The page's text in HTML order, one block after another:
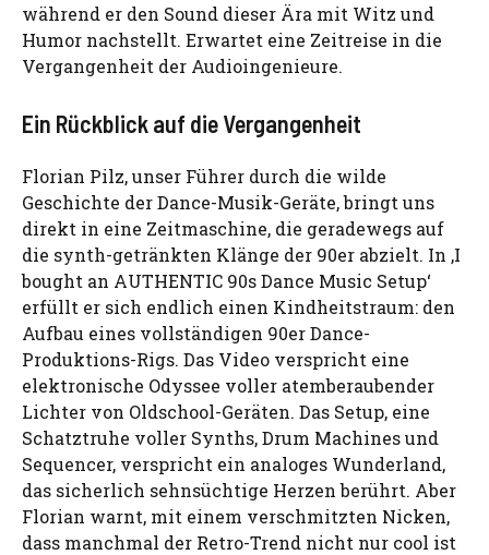
während er den Sound dieser Ära mit Witz und
Humor nachstellt. Erwartet eine Zeitreise in die
Vergangenheit der Audioingenieure.
Ein Rückblick auf die Vergangenheit
Florian Pilz, unser Führer durch die wilde
Geschichte der Dance-Musik-Geräte, bringt uns
direkt in eine Zeitmaschine, die geradewegs auf
die synth-getränkten Klänge der 90er abzielt. In ‚I
bought an AUTHENTIC 90s Dance Music Setup‘
erfüllt er sich endlich einen Kindheitstraum: den
Aufbau eines vollständigen 90er Dance-
Produktions-Rigs. Das Video verspricht eine
elektronische Odyssee voller atemberaubender
Lichter von Oldschool-Geräten. Das Setup, eine
Schatztruhe voller Synths, Drum Machines und
Sequencer, verspricht ein analoges Wunderland,
das sicherlich sehnsüchtige Herzen berührt. Aber
Florian warnt, mit einem verschmitzten Nicken,
dass manchmal der Retro-Trend nicht nur cool ist